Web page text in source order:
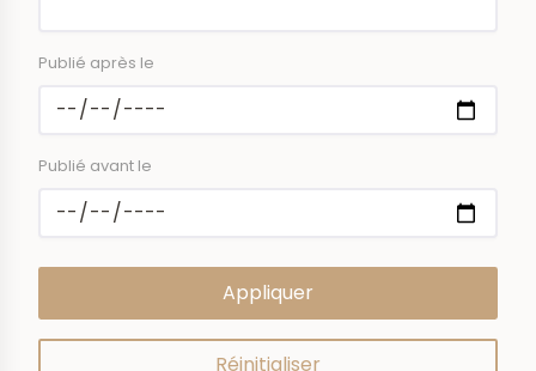
Publié après le
Publié avant le